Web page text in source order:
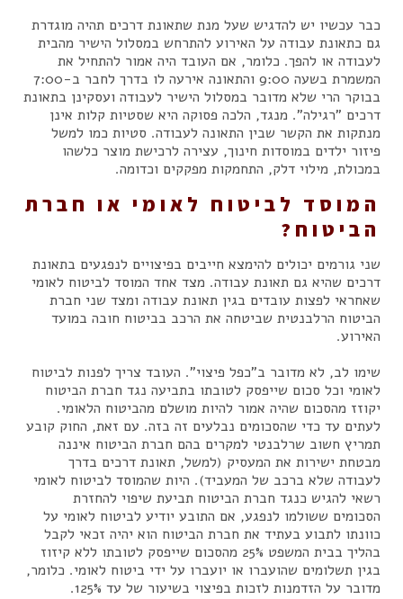
כבר עכשיו יש להדגיש שעל מנת שתאונת דרכים תהיה מוגדרת
גם כתאונת עבודה על האירוע להתרחש במסלול הישיר מהבית
לעבודה או להפך. כלומר, אם העובד היה אמור להתחיל את
המשמרת בשעה 9:00 והתאונה אירעה לו בדרך לחבר ב-7:00
בבוקר הרי שלא מדובר במסלול הישיר לעבודה ועסקינן בתאונת
דרכים "רגילה". מנגד, הלכה פסוקה היא שסטיות קלות אינן
מנתקות את הקשר שבין התאונה לעבודה. סטיות כמו למשל
פיזור ילדים במוסדות חינוך, עצירה לרכישת מוצר כלשהו
במכולת, מילוי דלק, התחמקות מפקקים וכדומה.
המוסד לביטוח לאומי או חברת
הביטוח?
שני גורמים יכולים להימצא חייבים בפיצויים לנפגעים בתאונת
דרכים שהיא גם תאונת עבודה. מצד אחד המוסד לביטוח לאומי
שאחראי לפצות עובדים בגין תאונת עבודה ומצד שני חברת
הביטוח הרלבנטית שביטחה את הרכב בביטוח חובה במועד
האירוע.
שימו לב, לא מדובר ב"כפל פיצוי". העובד צריך לפנות לביטוח
לאומי וכל סכום שייפסק לטובתו בתביעה נגד חברת הביטוח
יקוזז מהסכום שהיה אמור להיות מושלם מהביטוח הלאומי.
לעתים עד כדי שהסכומים נבלעים זה בזה. עם זאת, החוק קובע
תמריץ חשוב שרלבנטי למקרים בהם חברת הביטוח איננה
מבטחת ישירות את המעסיק (למשל, תאונת דרכים בדרך
לעבודה שלא ברכב של המעביד). היות שהמוסד לביטוח לאומי
רשאי להגיש כנגד חברת הביטוח תביעת שיפוי להחזרת
הסכומים ששולמו לנפגע, אם התובע יודיע לביטוח לאומי על
כוונתו לתבוע בעתיד את חברת הביטוח הוא יהיה זכאי לקבל
בהליך בבית המשפט 25% מהסכום שייפסק לטובתו ללא קיזוז
בגין תשלומים שהועברו או יועברו על ידי ביטוח לאומי. כלומר,
מדובר על הזדמנות לזכות בפיצוי בשיעור של עד 125%.